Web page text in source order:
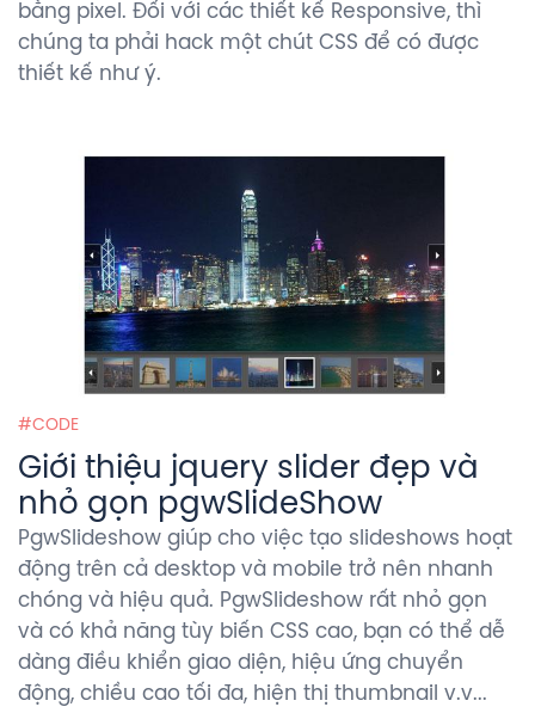
bằng pixel. Đối với các thiết kế Responsive, thì
chúng ta phải hack một chút CSS để có được
thiết kế như ý.
CODE
Giới thiệu jquery slider đẹp và
nhỏ gọn pgwSlideShow
PgwSlideshow giúp cho việc tạo slideshows hoạt
động trên cả desktop và mobile trở nên nhanh
chóng và hiệu quả. PgwSlideshow rất nhỏ gọn
và có khả năng tùy biến CSS cao, bạn có thể dễ
dàng điều khiển giao diện, hiệu ứng chuyển
động, chiều cao tối đa, hiện thị thumbnail v.v...